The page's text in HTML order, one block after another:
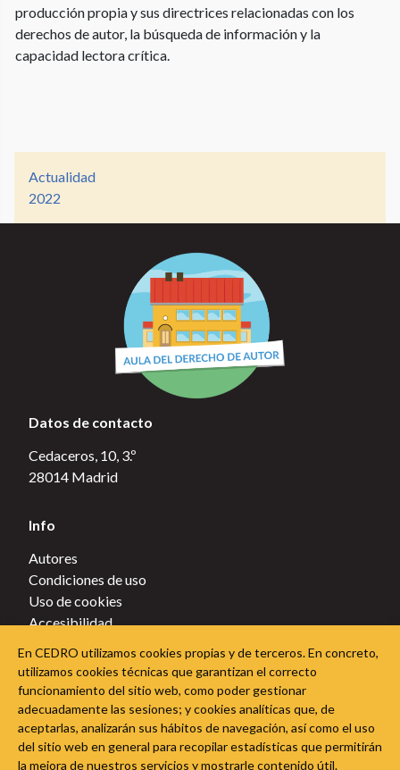
Actualidad
2022
producción propia y sus directrices relacionadas con los
derechos de autor, la búsqueda de información y la
capacidad lectora crítica.
Datos de contacto
Cedaceros, 10, 3.º
28014 Madrid
Info
Autores
Condiciones de uso
Uso de cookies
Accesibilidad
Política de cookies
Sigue a CEDRO en las redes sociales
En CEDRO utilizamos cookies propias y de terceros. En concreto,
utilizamos cookies técnicas que garantizan el correcto
funcionamiento del sitio web, como poder gestionar
adecuadamente las sesiones; y cookies analíticas que, de
aceptarlas, analizarán sus hábitos de navegación, así como el uso
del sitio web en general para recopilar estadísticas que permitirán
la mejora de nuestros servicios y mostrarle contenido útil.